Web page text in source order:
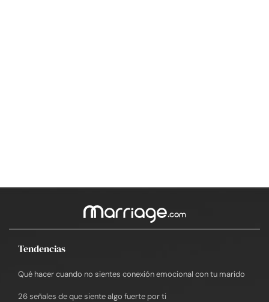
Tendencias
Qué hacer cuando no sientes conexión emocional con tu marido
26 señales de que siente algo fuerte por ti